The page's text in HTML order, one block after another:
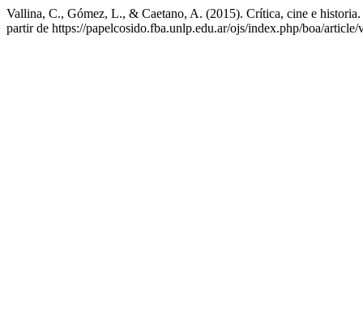
Vallina, C., Gómez, L., & Caetano, A. (2015). Crítica, cine e
partir de https://papelcosido.fba.unlp.edu.ar/ojs/index.php/boa/